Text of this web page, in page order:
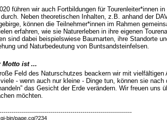
führen wir auch Fortbildungen für Tourenleiter*innen
Neben theoretischen Inhalten, z.B. anhand der
können die Teilnehmer*innen im Rahmen
erfahren, wie sie Naturerleben in ihre eigenen
sind dabei beispielswiese Baumarten, ihre Standorte
und Naturbedeutung von Buntsandsteinfelsen.
Motto ist ...
Feld des Naturschutzes beackern wir mit vielfältigen
viele - wenn auch nur kleine - Dinge tun, können sie
das Gesicht der Erde verändern. Wir freuen uns
möchten.
bin/page.cgi?234